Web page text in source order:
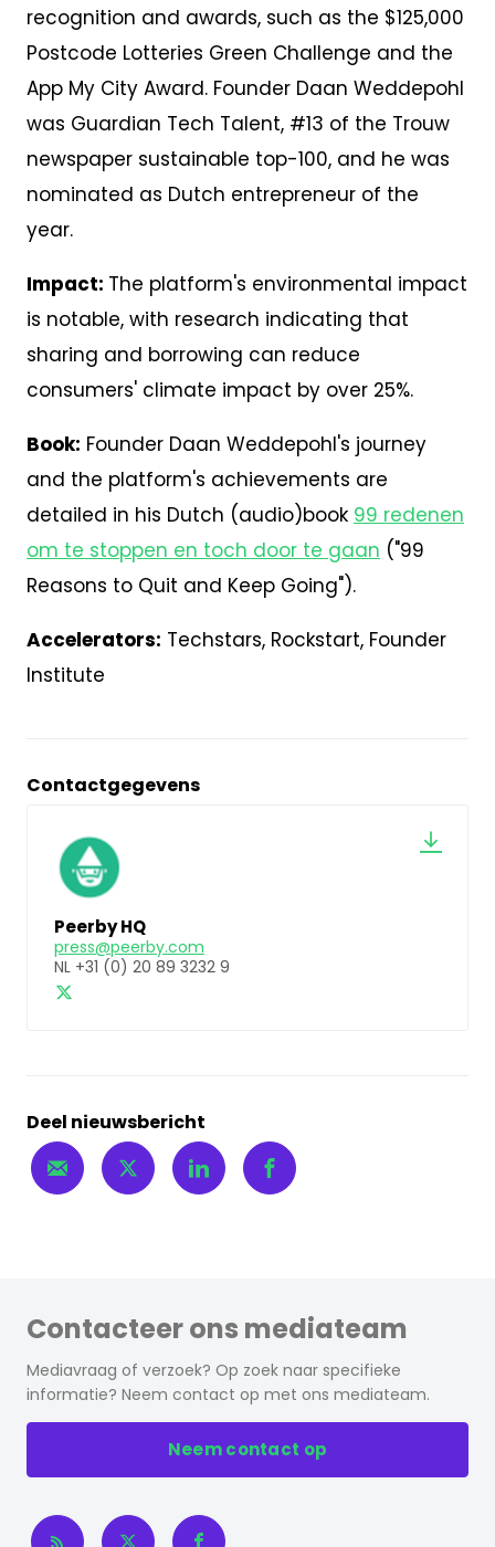
recognition and awards, such as the $125,000
Postcode Lotteries Green Challenge and the
App My City Award. Founder Daan Weddepohl
was Guardian Tech Talent, #13 of the Trouw
newspaper sustainable top-100, and he was
nominated as Dutch entrepreneur of the
year.
Impact: The platform's environmental impact
is notable, with research indicating that
sharing and borrowing can reduce
consumers' climate impact by over 25%.
Book: Founder Daan Weddepohl's journey
and the platform's achievements are
detailed in his Dutch (audio)book 99 redenen
om te stoppen en toch door te gaan ("99
Reasons to Quit and Keep Going").
Accelerators: Techstars, Rockstart, Founder
Institute
Contactgegevens
Peerby HQ
press@peerby.com
NL +31 (0) 20 89 3232 9
Deel nieuwsbericht
Contacteer ons mediateam
Mediavraag of verzoek? Op zoek naar specifieke
informatie? Neem contact op met ons mediateam.
Neem contact op